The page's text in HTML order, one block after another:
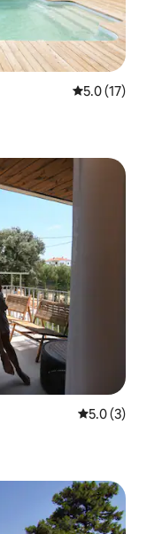
Calificación
5.0 (17)
5.0 (3)